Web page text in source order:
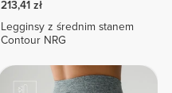
213,41 zł
Legginsy z średnim stanem
Contour NRG